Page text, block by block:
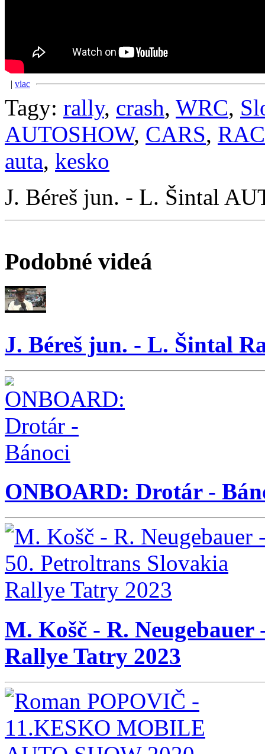
| viac
Tagy: rally, crash, WRC,
AUTOSHOW, CARS,
auta, kesko
J. Béreš jun. - L. Šintal
Podobné videá
J. Béreš jun. - L. Šintal
ONBOARD: Drotár -
M. Košč - R.
Rallye Tatry 2023